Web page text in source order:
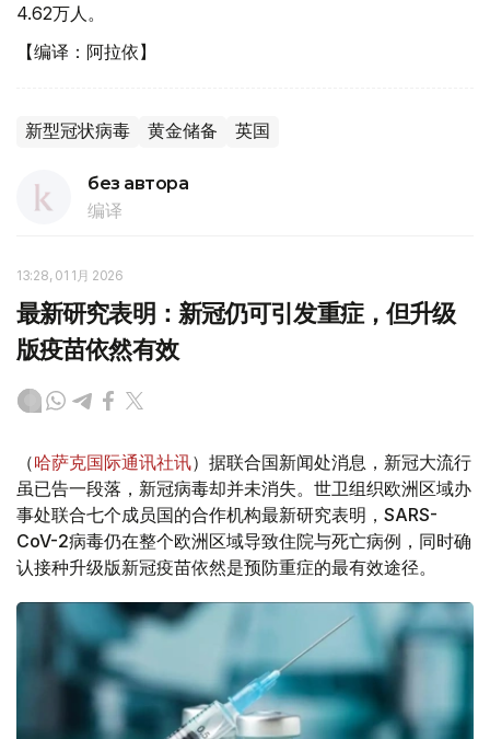
4.62万人。
【编译：阿拉依】
新型冠状病毒 黄金储备 英国
без автора
编译
13:28, 01 1月 2026
最新研究表明：新冠仍可引发重症，但升级
版疫苗依然有效
（哈萨克国际通讯社讯）据联合国新闻处消息，新冠大流行
虽已告一段落，新冠病毒却并未消失。世卫组织欧洲区域办
事处联合七个成员国的合作机构最新研究表明，SARS-
CoV-2病毒仍在整个欧洲区域导致住院与死亡病例，同时确
认接种升级版新冠疫苗依然是预防重症的最有效途径。